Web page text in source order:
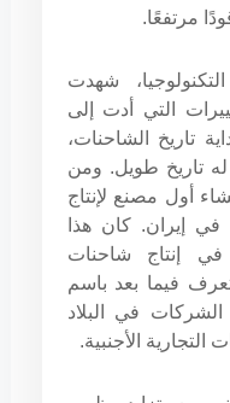
مرتفعًا.
شهدت
التي أدت إلى
تاريخ الشاحنات،
تاريخ طويل. ومن
أول مصنع لإنتاج
إيران. كان هذا
إنتاج شاحنات
فيما بعد باسم
في البلاد
التجارية الأجنبية.